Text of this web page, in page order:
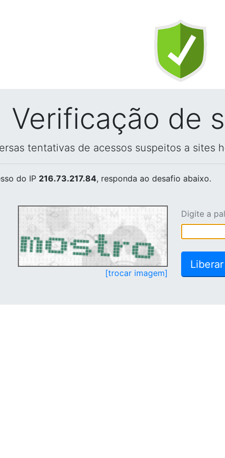
Verificação de
tentativas de acessos suspeitos a sites
do IP 216.73.217.84, responda ao desafio abaixo.
[trocar imagem]
Digite a